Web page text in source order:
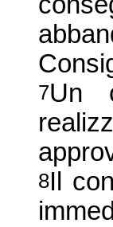
7Un
8Il